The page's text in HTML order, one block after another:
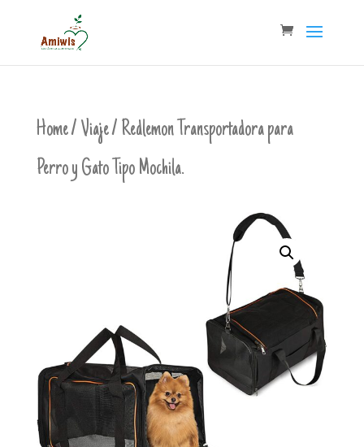
Home/ Viaje/ Redlemon Transportadora para
Perro y Gato Tipo Mochila.